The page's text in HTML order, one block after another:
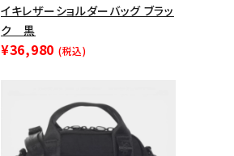
イキレザーショルダーバッグ ブラッ
ク 黒
¥36,980 (税込)